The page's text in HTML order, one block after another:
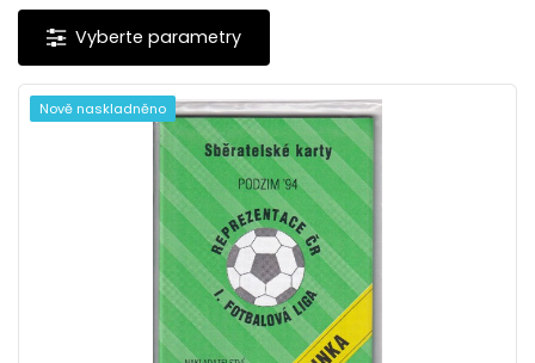
Nově naskladněno